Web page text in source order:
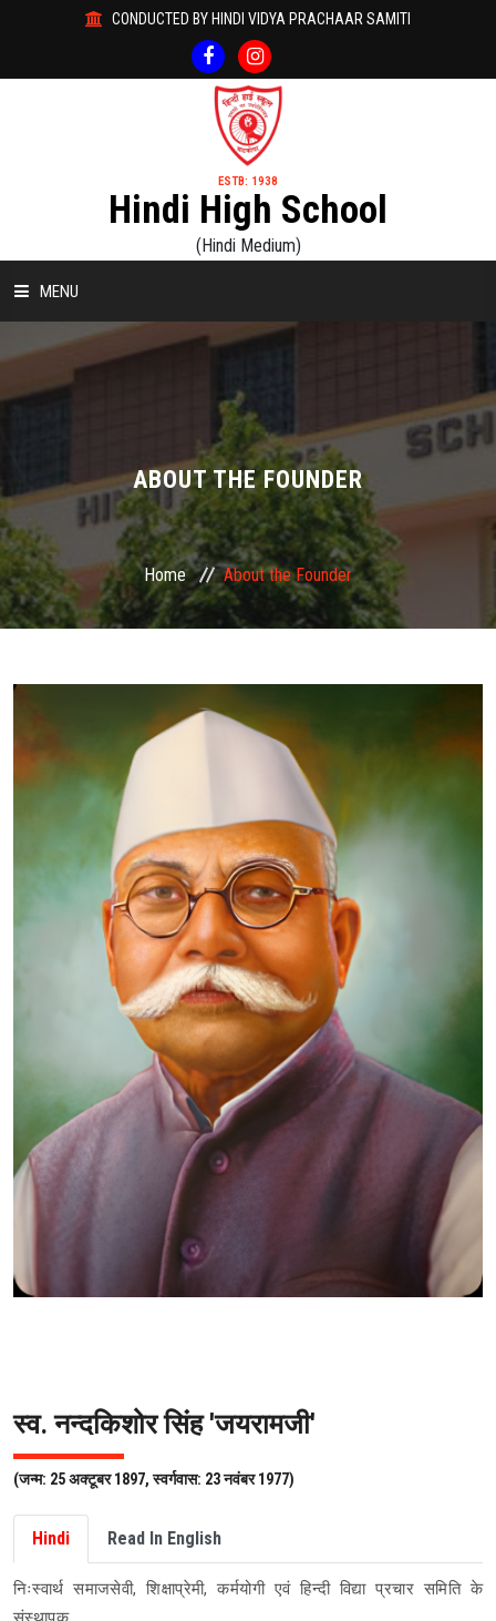
CONDUCTED BY HINDI VIDYA PRACHAAR SAMITI
ESTB: 1938
Hindi High School
(Hindi Medium)
MENU
HOME
ACADEMICS
GALLERY
EVENTS
N.C.C.
ALUMNI
ABOUT THE FOUNDER
Home About the Founder
स्व. नन्दकिशोर सिंह 'जयरामजी'
(जन्म: 25 अक्टूबर 1897, स्वर्गवास: 23 नवंबर 1977)
Hindi Read In English
निःस्वार्थ समाजसेवी, शिक्षाप्रेमी, कर्मयोगी एवं हिन्दी विद्या प्रचार समिति के